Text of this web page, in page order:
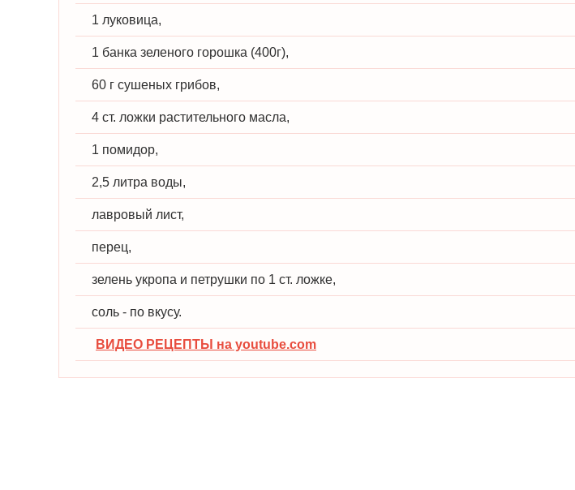
1 луковица,
1 банка зеленого горошка (400г),
60 г сушеных грибов,
4 ст. ложки растительного масла,
1 помидор,
2,5 литра воды,
лавровый лист,
перец,
зелень укропа и петрушки по 1 ст. ложке,
соль - по вкусу.
ВИДЕО РЕЦЕПТЫ на youtube.com